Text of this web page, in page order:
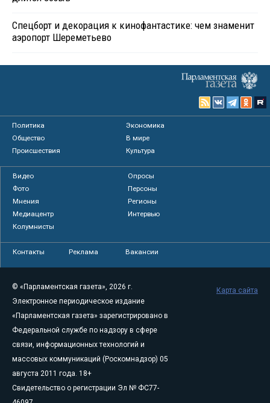
Спецборт и декорация к кинофантастике: чем знаменит
аэропорт Шереметьево
Политика
Экономика
Общество
В мире
Происшествия
Культура
Видео
Опросы
Фото
Персоны
Мнения
Регионы
Медиацентр
Интервью
Колумнисты
Контакты Реклама Вакансии
© «Парламентская газета», 2026 г.
Электронное периодическое издание
«Парламентская газета» зарегистрировано в
Федеральной службе по надзору в сфере
связи, информационных технологий и
массовых коммуникаций (Роскомнадзор) 05
августа 2011 года. 18+
Свидетельство о регистрации Эл № ФС77-
Карта сайта